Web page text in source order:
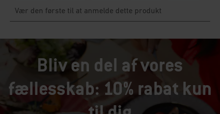
Bliv en del af vores
fællesskab: 10% rabat kun